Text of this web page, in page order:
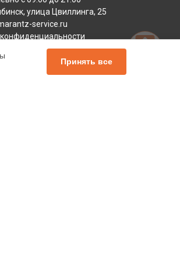
улица Цвиллинга, 25
service.ru
Принять все